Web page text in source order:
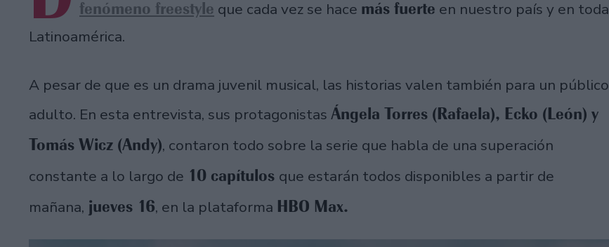
fenómeno freestyle que cada vez se hace más fuerte en nuestro país y en toda
Latinoamérica.
A pesar de que es un drama juvenil musical, las historias valen también para un público
adulto. En esta entrevista, sus protagonistas Ángela Torres (Rafaela), Ecko (León) y
Tomás Wicz (Andy), contaron todo sobre la serie que habla de una superación
constante a lo largo de 10 capítulos que estarán todos disponibles a partir de
mañana, jueves 16, en la plataforma HBO Max.